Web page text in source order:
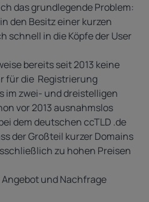
das grundlegende Problem:
den Besitz einer kurzen
schnell in die Köpfe der User
bereits seit 2013 keine
für die Registrierung
im zwei- und dreistelligen
vor 2013 ausnahmslos
dem deutschen ccTLD .de
der Großteil kurzer Domains
zu hohen Preisen
und Nachfrage